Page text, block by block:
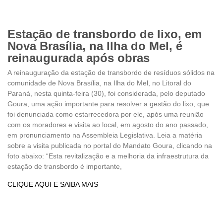
Estação de transbordo de lixo, em
Nova Brasília, na Ilha do Mel, é
reinaugurada após obras
A reinauguração da estação de transbordo de resíduos sólidos na
comunidade de Nova Brasília, na Ilha do Mel, no Litoral do
Paraná, nesta quinta-feira (30), foi considerada, pelo deputado
Goura, uma ação importante para resolver a gestão do lixo, que
foi denunciada como estarrecedora por ele, após uma reunião
com os moradores e visita ao local, em agosto do ano passado,
em pronunciamento na Assembleia Legislativa. Leia a matéria
sobre a visita publicada no portal do Mandato Goura, clicando na
foto abaixo: “Esta revitalização e a melhoria da infraestrutura da
estação de transbordo é importante,
CLIQUE AQUI E SAIBA MAIS